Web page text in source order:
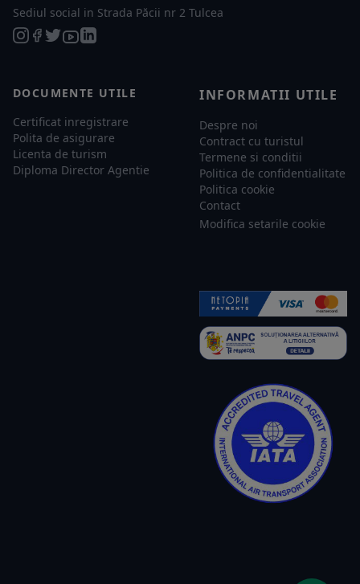
Sediul social in Strada Păcii nr 2 Tulcea
DOCUMENTE UTILE
Certificat inregistrare
Polita de asigurare
Licenta de turism
Diploma Director Agentie
INFORMATII UTILE
Despre noi
Contract cu turistul
Termene si conditii
Politica de confidentialitate
Politica cookie
Contact
Modifica setarile cookie